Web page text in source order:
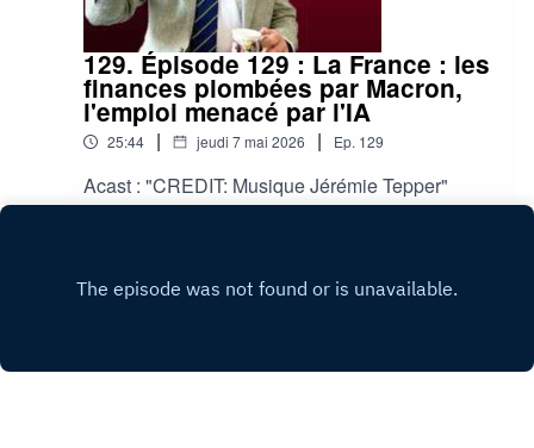
129. Épisode 129 : La France : les
finances plombées par Macron,
l'emploi menacé par l'IA
25:44 | jeudi 7 mai 2026 | Ep. 129
Acast : "CREDIT: Musique Jérémie Tepper"